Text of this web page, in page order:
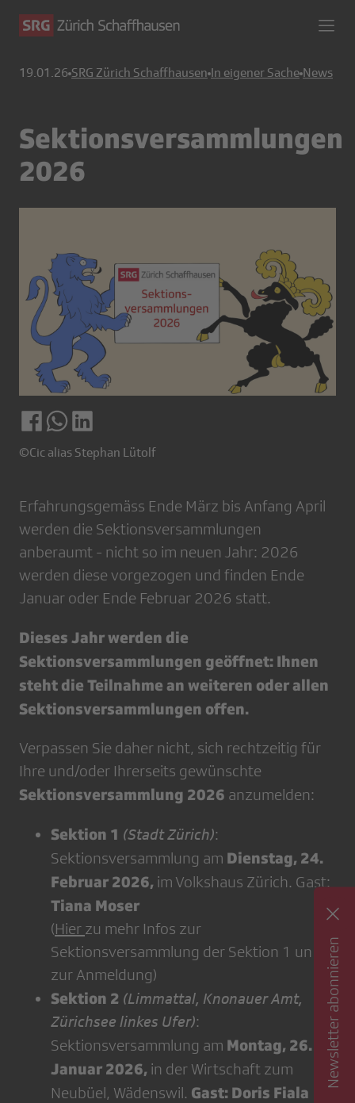
19.01.26 SRG Zürich Schaffhausen In eigener Sache News
Sektionsversammlungen
2026
©Cic alias Stephan Lütolf
Erfahrungsgemäss Ende März bis Anfang April
werden die Sektionsversammlungen
anberaumt - nicht so im neuen Jahr: 2026
werden diese vorgezogen und finden Ende
Januar oder Ende Februar 2026 statt.
Dieses Jahr werden die
Sektionsversammlungen geöffnet: Ihnen
steht die Teilnahme an weiteren oder allen
Sektionsversammlungen offen.
Verpassen Sie daher nicht, sich rechtzeitig für
Ihre und/oder Ihrerseits gewünschte
Sektionsversammlung 2026 anzumelden:
Sektion 1 (Stadt Zürich):
Sektionsversammlung am Dienstag, 24.
Februar 2026, im Volkshaus Zürich. Gast:
Tiana Moser
(Hier zu mehr Infos zur
Sektionsversammlung der Sektion 1 und
zur Anmeldung)
Sektion 2 (Limmattal, Knonauer Amt,
Zürichsee linkes Ufer):
Sektionsversammlung am Montag, 26.
Januar 2026, in der Wirtschaft zum
Neubüel, Wädenswil. Gast: Doris Fiala
Newsletter abonnieren